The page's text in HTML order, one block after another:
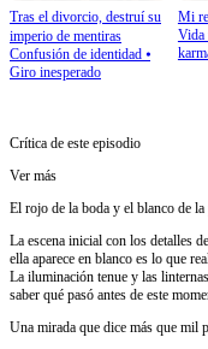
Tras el divorcio, destruí su
imperio de mentiras
Confusión de identidad ⦁
Giro inesperado
Mi
Vida
Crítica de este episodio
Ver más
El rojo de la boda y el blanco de la
La escena inicial con los detalles
ella aparece en blanco es lo que
La iluminación tenue y las
saber qué pasó antes de este
Una mirada que dice más que mil